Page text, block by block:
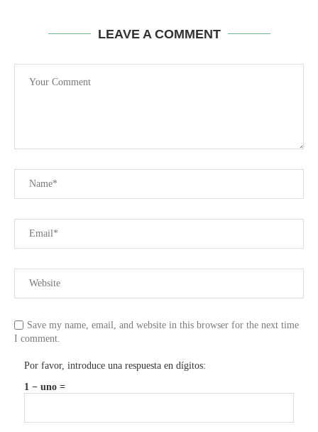
LEAVE A COMMENT
Save my name, email, and website in this browser for the next time
I comment.
Por favor, introduce una respuesta en dígitos:
1 − uno =